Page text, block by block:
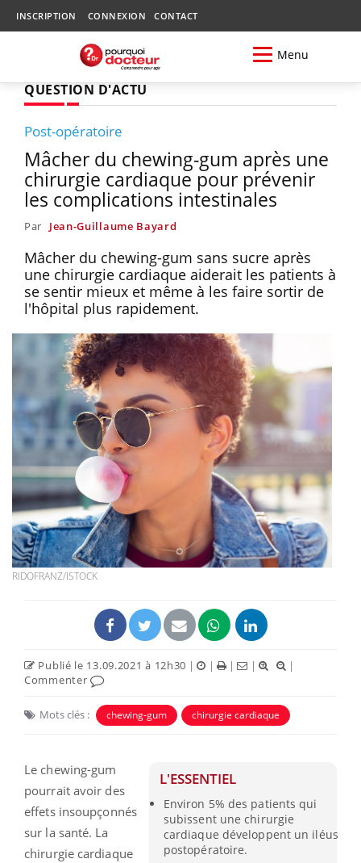
INSCRIPTION CONNEXION CONTACT
Menu
QUESTION D'ACTU
Post-opératoire
Mâcher du chewing-gum après une
chirurgie cardiaque pour prévenir
les complications intestinales
Par Jean-Guillaume Bayard
Mâcher du chewing-gum sans sucre après
une chirurgie cardiaque aiderait les patients à
se sentir mieux et même à les faire sortir de
l'hôpital plus rapidement.
RIDOFRANZ/ISTOCK
Publié le 13.09.2021 à 12h30 | | | |
|
Commenter
Mots clés : chewing-gum chirurgie cardiaque
L'ESSENTIEL
Environ 5% des patients qui
subissent une chirurgie
cardiaque développent un iléus
postopératoire.
Le chewing-gum
pourrait avoir des
effets insoupçonnés
sur la santé. La
chirurgie cardiaque